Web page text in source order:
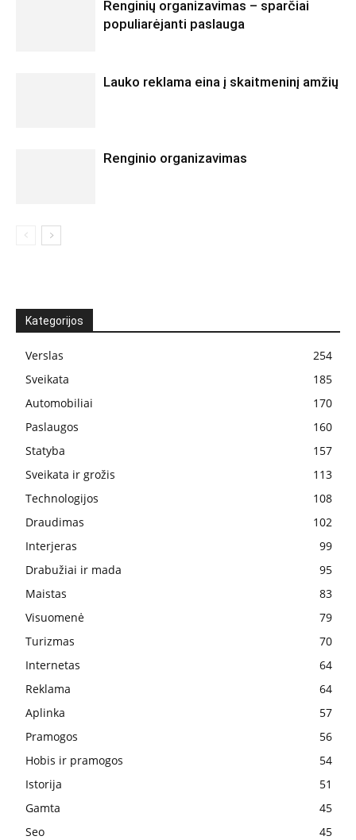
Renginių organizavimas – sparčiai
populiarėjanti paslauga
Lauko reklama eina į skaitmeninį amžių
Renginio organizavimas
Kategorijos
Verslas
254
Sveikata
185
Automobiliai
170
Paslaugos
160
Statyba
157
Sveikata ir grožis
113
Technologijos
108
Draudimas
102
Interjeras
99
Drabužiai ir mada
95
Maistas
83
Visuomenė
79
Turizmas
70
Internetas
64
Reklama
64
Aplinka
57
Pramogos
56
Hobis ir pramogos
54
Istorija
51
Gamta
45
Seo
45